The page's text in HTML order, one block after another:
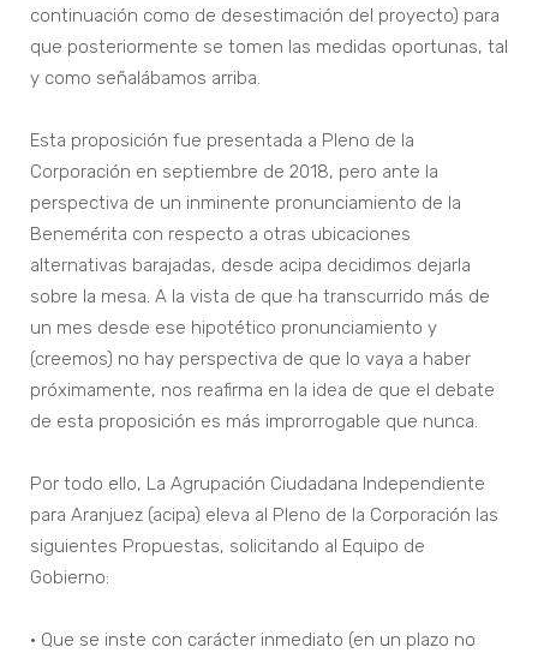
continuación como de desestimación del proyecto) para
que posteriormente se tomen las medidas oportunas, tal
y como señalábamos arriba.
Esta proposición fue presentada a Pleno de la
Corporación en septiembre de 2018, pero ante la
perspectiva de un inminente pronunciamiento de la
Benemérita con respecto a otras ubicaciones
alternativas barajadas, desde acipa decidimos dejarla
sobre la mesa. A la vista de que ha transcurrido más de
un mes desde ese hipotético pronunciamiento y
(creemos) no hay perspectiva de que lo vaya a haber
próximamente, nos reafirma en la idea de que el debate
de esta proposición es más improrrogable que nunca.
Por todo ello, La Agrupación Ciudadana Independiente
para Aranjuez (acipa) eleva al Pleno de la Corporación las
siguientes Propuestas, solicitando al Equipo de
Gobierno:
• Que se inste con carácter inmediato (en un plazo no